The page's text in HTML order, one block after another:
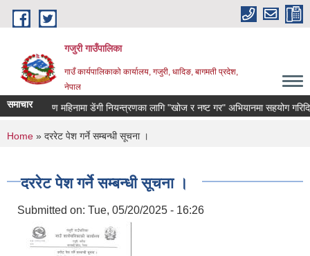
Skip to main content
गजुरी गाउँपालिका
गाउँ कार्यपालिकाको कार्यालय, गजुरी, धादिङ, बागमती प्रदेश,
नेपाल
समाचारश्रावण महिनामा डेंगी नियन्त्रणका लागि "खोज र नष्ट गर" अभियानमा सहयोग
You are here
Home » दररेट पेश गर्ने सम्बन्धी सूचना ।
दररेट पेश गर्ने सम्बन्धी सूचना ।
Submitted on: Tue, 05/20/2025 - 16:26